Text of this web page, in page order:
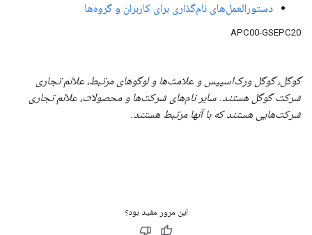
دستورالعمل‌های نام‌گذاری برای کاربران و گروه‌ها
APC00-GSEPC20
گوگل، گوگل ورک‌اسپیس و علامت‌ها و لوگوهای مرتبط، علائم تجاری
شرکت گوگل هستند. سایر نام‌های شرکت‌ها و محصولات، علائم تجاری
شرکت‌هایی هستند که با آنها مرتبط هستند.
این مرور مفید بود؟